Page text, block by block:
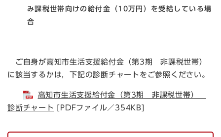
み課税世帯向けの給付金（10万円） を受給している場
合
​ ご自身が高知市生活支援給付金（第3期 非課税世帯）
に該当するかは，下記の診断チャートをご参照ください。
高知市生活支援給付金（第3期 非課税世帯）
診断チャート [PDFファイル／354KB]